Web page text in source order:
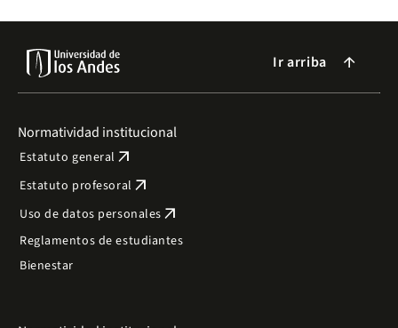
Ir arriba arrow_forward
Normatividad institucional
Estatuto general arrow_outward
Estatuto profesoral arrow_outward
Uso de datos personales arrow_outward
Reglamentos de estudiantes
Bienestar